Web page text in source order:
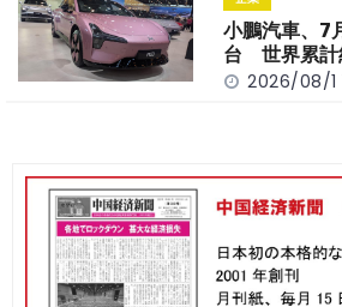
小鵬汽車、7
台 世界累計
2026/08/1